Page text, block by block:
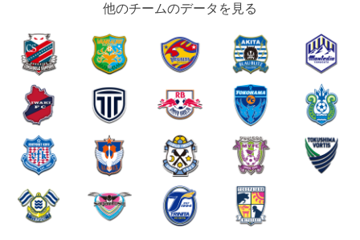
他のチームのデータを見る